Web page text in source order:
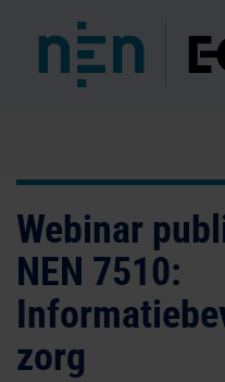
Webinar
NEN 7510:
zorg